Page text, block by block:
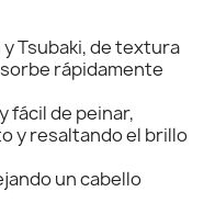
Tsubaki, de textura
rápidamente
fácil de peinar,
y resaltando el brillo
un cabello